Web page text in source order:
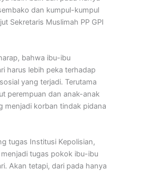
dan kumpul-kumpul
Sekretaris Muslimah PP GPI
bahwa ibu-ibu
harus lebih peka terhadap
yang terjadi. Terutama
perempuan dan anak-anak
menjadi korban tindak pidana
tugas Institusi Kepolisian,
tugas pokok ibu-ibu
Akan tetapi, dari pada hanya